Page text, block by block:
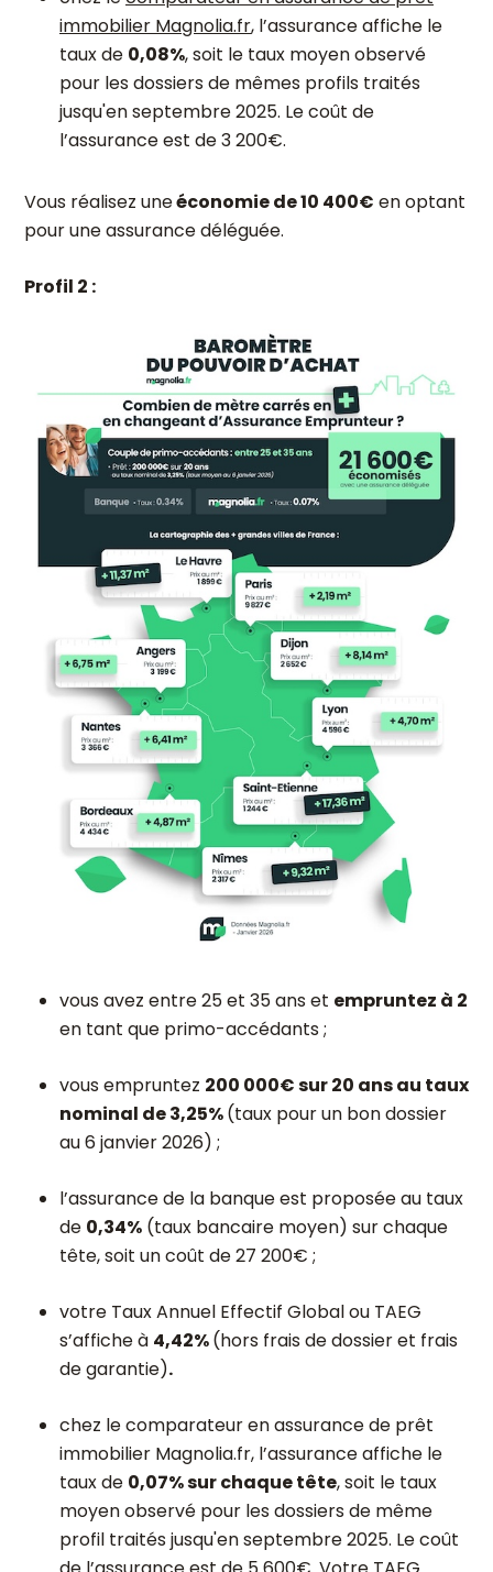
immobilier Magnolia.fr, l’assurance affiche le
taux de 0,08%, soit le taux moyen observé
pour les dossiers de mêmes profils traités
jusqu'en septembre 2025. Le coût de
l’assurance est de 3 200€.
Vous réalisez uneéconomie de 10 400€ en optant
pour une assurance déléguée.
Profil 2 :
vous avez entre 25 et 35 ans et empruntez à 2
en tant que primo-accédants ;
vous empruntez 200 000€ sur 20 ans au taux
nominal de 3,25%(taux pour un bon dossier
au 6 janvier 2026) ;
l’assurance de la banque est proposée au taux
de 0,34% (taux bancaire moyen) sur chaque
tête, soit un coût de 27 200€ ;
votre Taux Annuel Effectif Global ou TAEG
s’affiche à 4,42%(hors frais de dossier et frais
de garantie).
chez le comparateur en assurance de prêt
immobilier Magnolia.fr, l’assurance affiche le
taux de 0,07% sur chaque tête, soit le taux
moyen observé pour les dossiers de même
profil traités jusqu'en septembre 2025. Le coût